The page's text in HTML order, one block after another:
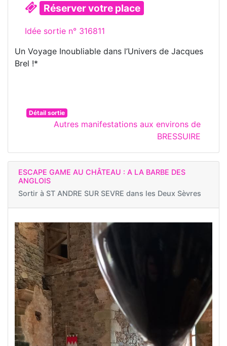
Réserver votre place
Idée sortie n° 316811
Un Voyage Inoubliable dans l’Univers de Jacques
Brel !*
Détail sortie
Autres manifestations aux environs de
BRESSUIRE
ESCAPE GAME AU CHÂTEAU : A LA BARBE DES
ANGLOIS
Sortir à ST ANDRE SUR SEVRE dans les Deux Sèvres